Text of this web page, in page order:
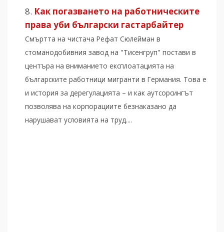
Как погазването на работническите
права уби български гастарбайтер
Смъртта на чистача Рефат Сюлейман в
стоманодобивния завод на "Тисенгруп" постави в
центъра на вниманието експлоатацията на
българските работници мигранти в Германия. Това е
и история за дерегулацията – и как аутсорсингът
позволява на корпорациите безнаказано да
нарушават условията на труд....